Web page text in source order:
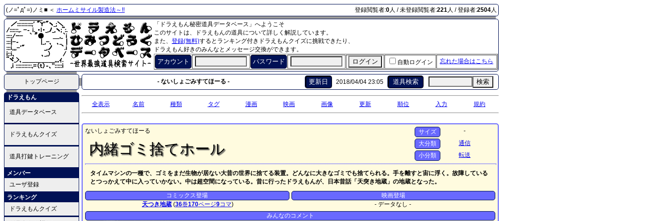
(ノ=ﾟдﾟ=)ノミ■ ＜ ホームミサイル製造法～!! 登録閲覧者:0人 / 未登録閲覧者:221人 / 登録者:2504人
「ドラえもん秘密道具データベース」へようこそ
このサイトは、ドラえもんの道具について詳しく解説しています。
また、 登録(無料)するとランキング付きドラえもんクイズに挑戦できたり、
ドラえもん好きのみんなとメッセージ交換ができます。
アカウント パスワード 自動ログイン 忘れた場合はこちら
トップページ - ないしょごみすてほーる - 更新日 2018/04/04 23:05 道具検索 検索
ドラえもん
道具データベース
ドラえもんクイズ
道具打鍵トレーニング
メンバー
ユーザ登録
ランキング
ドラえもんクイズ
全表示 名前 種類 タグ 漫画 映画 画像 更新 順位 入力 規約
ないしょごみすてほーる
内緒ゴミ捨てホール
サイズ
-
大分類
通信
小分類
転送
タイムマシンの一種で、ゴミをまだ生物が居ない大昔の世界に捨てる装置。どんなに大きなゴミでも捨てられる。手を離すと宙に浮く。故障している
とつっかえて中に入っていかない。中は超空間になっている。昔に行ったドラえもんが、日本昔話「天突き地蔵」の地蔵となった。
コミックス登場
天つき地蔵(36巻170ページ9コマ)
映画登場
- データなし -
みんなのコメント